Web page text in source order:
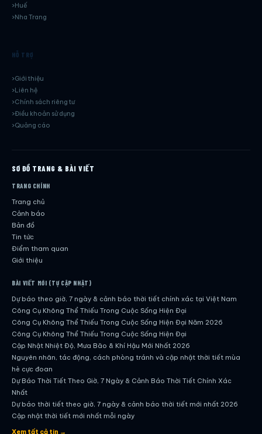
Huế
Nha Trang
HỖ TRỢ
Giới thiệu
Liên hệ
Chính sách riêng tư
Điều khoản sử dụng
Quảng cáo
SƠ ĐỒ TRANG & BÀI VIẾT
TRANG CHÍNH
Trang chủ
Cảnh báo
Bản đồ
Tin tức
Điểm tham quan
Giới thiệu
BÀI VIẾT MỚI (TỰ CẬP NHẬT)
Dự báo theo giờ, 7 ngày & cảnh báo thời tiết chính xác tại Việt Nam
Công Cụ Không Thể Thiếu Trong Cuộc Sống Hiện Đại
Công Cụ Không Thể Thiếu Trong Cuộc Sống Hiện Đại Năm 2026
Công Cụ Không Thể Thiếu Trong Cuộc Sống Hiện Đại
Cập Nhật Nhiệt Độ, Mưa Bão & Khí Hậu Mới Nhất 2026
Nguyên nhân, tác động, cách phòng tránh và cập nhật thời tiết mùa
hè cực đoan
Dự Báo Thời Tiết Theo Giờ, 7 Ngày & Cảnh Báo Thời Tiết Chính Xác
Nhất
Dự báo thời tiết theo giờ, 7 ngày & cảnh báo thời tiết mới nhất 2026
Cập nhật thời tiết mới nhất mỗi ngày
Hướng dẫn đầy đủ về dự báo thời tiết hiện đại
Xem tất cả tin →